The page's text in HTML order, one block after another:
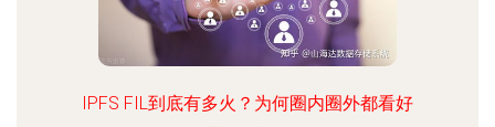
IPFS FIL到底有多火？为何圈内圈外都看好